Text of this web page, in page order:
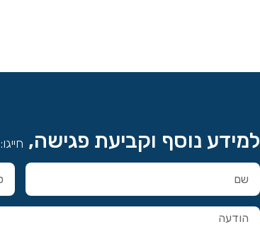
למידע נוסף וקביעת פגישה, חייגו: